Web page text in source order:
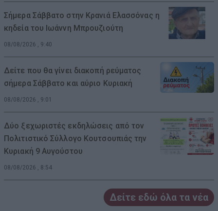
Σήμερα Σάββατο στην Κρανιά Ελασσόνας η
κηδεία του Ιωάννη Μπρουζιούτη
08/08/2026 , 9:40
Δείτε που θα γίνει διακοπή ρεύματος
σήμερα Σάββατο και αύριο Κυριακή
08/08/2026 , 9:01
Δύο ξεχωριστές εκδηλώσεις από τον
Πολιτιστικό Σύλλογο Κουτσουπιάς την
Κυριακή 9 Αυγούστου
08/08/2026 , 8:54
Δείτε εδώ όλα τα νέα